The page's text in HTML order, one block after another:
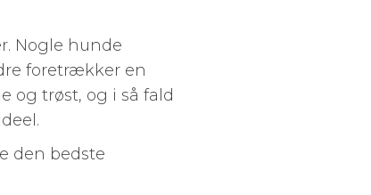
Nogle hunde
foretrækker en
og trøst, og i så fald
den bedste